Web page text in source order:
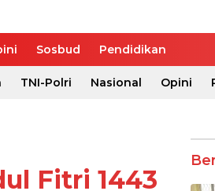
Sosbud Pendidikan
TNI-Polri Nasional Opini
Fitri 1443